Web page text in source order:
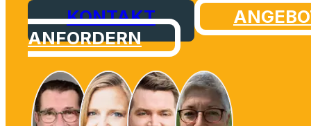
KONTAKT
ANFORDERN